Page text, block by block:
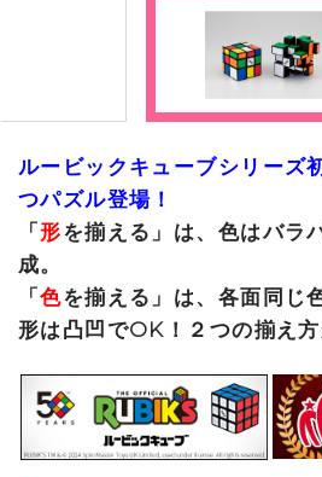
ルービックキューブシリーズ
つパズル登場！
「形を揃える」は、色はバラ
成。
「色を揃える」は、各面同じ
形は凸凹でOK！２つの揃え方